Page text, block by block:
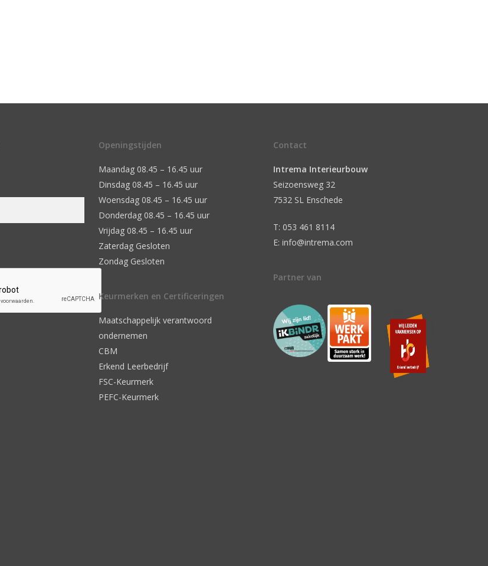
Openingstijden
Maandag 08.45 – 16.45 uur
Dinsdag 08.45 – 16.45 uur
Woensdag 08.45 – 16.45 uur
Donderdag 08.45 – 16.45 uur
Vrijdag 08.45 – 16.45 uur
Zaterdag Gesloten
Zondag Gesloten
Keurmerken en Certificeringen
Maatschappelijk verantwoord
ondernemen
CBM
Erkend Leerbedrijf
FSC-Keurmerk
PEFC-Keurmerk
Contact
Intrema Interieurbouw
Seizoensweg 32
7532 SL Enschede
T: 053 461 8114
E: info@intrema.com
Partner van